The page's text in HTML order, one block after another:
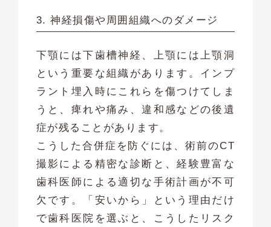
3. 神経損傷や周囲組織へのダメージ
下顎には下歯槽神経、上顎には上顎洞
という重要な組織があります。インプ
ラント埋入時にこれらを傷つけてしま
うと、痺れや痛み、違和感などの後遺
症が残ることがあります。
こうした合併症を防ぐには、術前のCT
撮影による精密な診断と、経験豊富な
歯科医師による適切な手術計画が不可
欠です。「安いから」という理由だけ
で歯科医院を選ぶと、こうしたリスク